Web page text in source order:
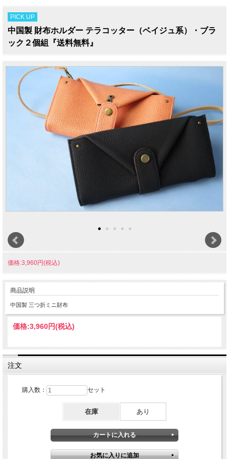
PICK UP
中国製 財布ホルダー テラコッター（ベイジュ系）・ブラ
ック２個組『送料無料』
価格:3,960円(税込)
商品説明
中国製 三つ折ミニ財布
価格:3,960円(税込)
注文
購入数： セット
在庫 あり